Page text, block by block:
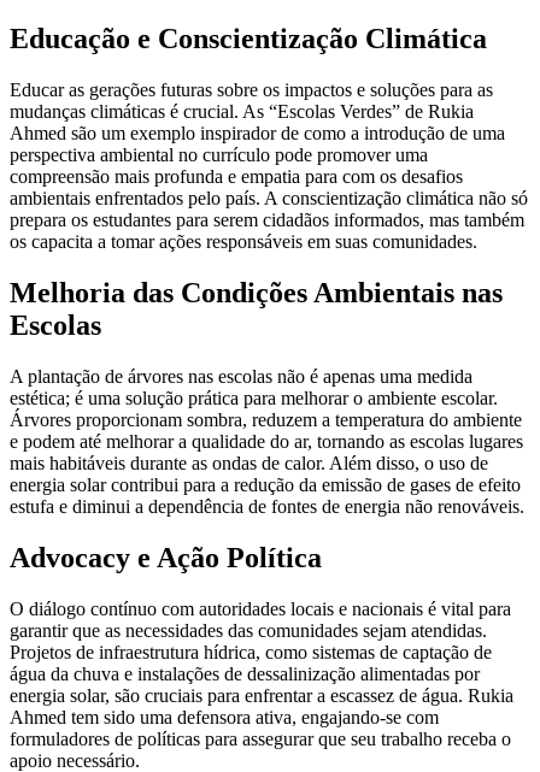
Educação e Conscientização Climática
Educar as gerações futuras sobre os impactos e soluções para as
mudanças climáticas é crucial. As “Escolas Verdes” de Rukia
Ahmed são um exemplo inspirador de como a introdução de uma
perspectiva ambiental no currículo pode promover uma
compreensão mais profunda e empatia para com os desafios
ambientais enfrentados pelo país. A conscientização climática não só
prepara os estudantes para serem cidadãos informados, mas também
os capacita a tomar ações responsáveis em suas comunidades.
Melhoria das Condições Ambientais nas
Escolas
A plantação de árvores nas escolas não é apenas uma medida
estética; é uma solução prática para melhorar o ambiente escolar.
Árvores proporcionam sombra, reduzem a temperatura do ambiente
e podem até melhorar a qualidade do ar, tornando as escolas lugares
mais habitáveis durante as ondas de calor. Além disso, o uso de
energia solar contribui para a redução da emissão de gases de efeito
estufa e diminui a dependência de fontes de energia não renováveis.
Advocacy e Ação Política
O diálogo contínuo com autoridades locais e nacionais é vital para
garantir que as necessidades das comunidades sejam atendidas.
Projetos de infraestrutura hídrica, como sistemas de captação de
água da chuva e instalações de dessalinização alimentadas por
energia solar, são cruciais para enfrentar a escassez de água. Rukia
Ahmed tem sido uma defensora ativa, engajando-se com
formuladores de políticas para assegurar que seu trabalho receba o
apoio necessário.